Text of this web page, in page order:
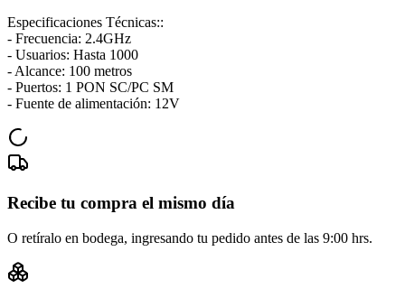
Especificaciones Técnicas::
- Frecuencia: 2.4GHz
- Usuarios: Hasta 1000
- Alcance: 100 metros
- Puertos: 1 PON SC/PC SM
- Fuente de alimentación: 12V
Recibe tu compra el mismo día
O retíralo en bodega, ingresando tu pedido antes de las 9:00 hrs.